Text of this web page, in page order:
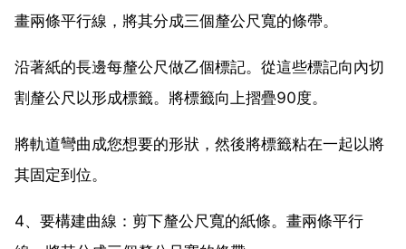
畫兩條平行線，將其分成三個釐公尺寬的條帶。
沿著紙的長邊每釐公尺做乙個標記。從這些標記向內切
割釐公尺以形成標籤。將標籤向上摺疊90度。
將軌道彎曲成您想要的形狀，然後將標籤粘在一起以將
其固定到位。
4、要構建曲線：剪下釐公尺寬的紙條。畫兩條平行